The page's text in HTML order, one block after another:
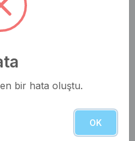
bir hata oluştu.
OK